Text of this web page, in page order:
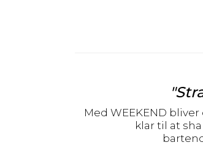
Med WEEKEND
klar til at